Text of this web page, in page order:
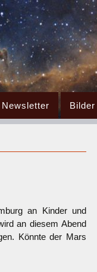
Newsletter Bilder
an Kinder und
an diesem Abend
Könnte der Mars